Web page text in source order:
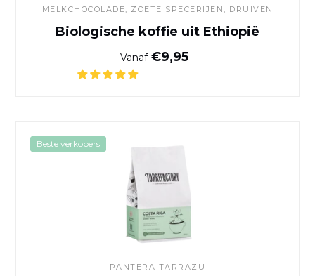
MELKCHOCOLADE, ZOETE SPECERIJEN, DRUIVEN
Biologische koffie uit Ethiopië
Normale prijs
Vanaf€9,95
PANTERA TARRAZU
Beste verkopers